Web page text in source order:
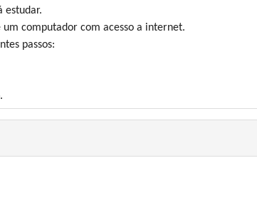
estudar.
computador com acesso a internet.
passos: